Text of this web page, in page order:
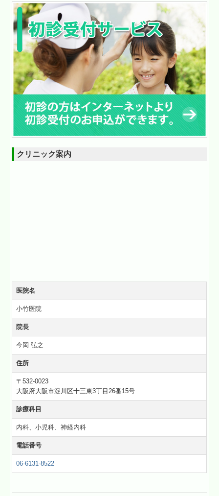
クリニック案内
医院名
小竹医院
院長
今岡 弘之
住所
〒532-0023
大阪府大阪市淀川区十三東3丁目26番15号
診療科目
内科、小児科、神経内科
電話番号
06-6131-8522